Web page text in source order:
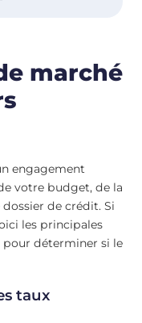
marché
engagement
votre budget, de la
de crédit. Si
les principales
déterminer si le
taux